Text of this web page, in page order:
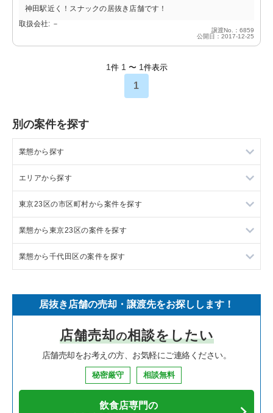
神田駅近く！スナックの居抜き店舗です！
取扱会社: －
譲渡No.：6859
公開日：2017-12-25
1 件 1 〜 1 件表示
1
別の案件を探す
業態から探す
ラーメンの居抜き売却物件の案件一覧
フランス料理の居抜き売却物件の案件一覧
イタリア料理の居抜き売却物件の案件一覧
中華の居抜き売却物件の案件一覧
寿司の居抜き売却物件の案件一覧
焼肉の居抜き売却物件の案件一覧
鉄板焼き・お好み焼の居抜き売却物件の案件一覧
エリアから探す
東京23区の飲食店の居抜き売却物件の案件一覧
東京都下の飲食店の居抜き売却物件の案件一覧
千葉県の飲食店の居抜き売却物件の案件一覧
神奈川県の飲食店の居抜き売却物件の案件一覧
大阪府の飲食店の居抜き売却物件の案件一覧
兵庫県の飲食店の居抜き売却物件の案件一覧
東京23区の市区町村から案件を探す
目黒区の飲食店の居抜き売却物件の案件一覧
渋谷区の飲食店の居抜き売却物件の案件一覧
新宿区の飲食店の居抜き売却物件の案件一覧
葛飾区の飲食店の居抜き売却物件の案件一覧
中央区の飲食店の居抜き売却物件の案件一覧
業態から東京23区の案件を探す
東京23区のラーメンの居抜き売却物件の案件一覧
東京23区のイタリア料理の居抜き売却物件の案件一覧
東京23区の中華の居抜き売却物件の案件一覧
東京23区のそば・うどんの居抜き売却物件の案件一覧
業態から千代田区の案件を探す
千代田区のフランス料理の居抜き売却物件の案件一覧
千代田区のイタリア料理の居抜き売却物件の案件一覧
千代田区の中華の居抜き売却物件の案件一覧
居抜き店舗の売却・譲渡先をお探しします！
店舗売却の相談をしたい
店舗売却をお考えの方、お気軽にご連絡ください。
秘密厳守 相談無料
飲食店専門の